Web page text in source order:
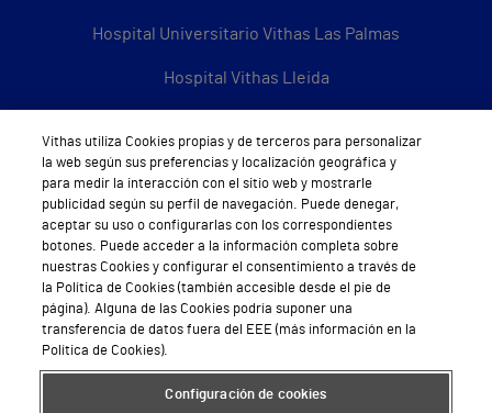
Hospital Universitario Vithas Las Palmas
Hospital Vithas Lleida
Hospital Universitario Vithas Madrid Arturo Soria
Hospital Universitario Vithas Madrid La Milagrosa
Hospital Vithas Málaga
Hospital Vithas Medimar
Hospital Vithas Sevilla
Hospital Vithas Tenerife
Vithas utiliza Cookies propias y de terceros para personalizar
la web según sus preferencias y localización geográfica y
para medir la interacción con el sitio web y mostrarle
publicidad según su perfil de navegación. Puede denegar,
aceptar su uso o configurarlas con los correspondientes
botones. Puede acceder a la información completa sobre
nuestras Cookies y configurar el consentimiento a través de
la Política de Cookies (también accesible desde el pie de
página). Alguna de las Cookies podría suponer una
transferencia de datos fuera del EEE (más información en la
Política de Cookies).
Configuración de cookies